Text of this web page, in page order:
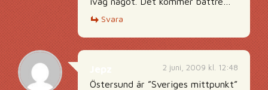
Svara
2 juni, 2009 kl. 12:48
Östersund är ”Sveriges mittpunkt”